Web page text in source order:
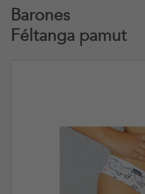
Barones
Féltanga pamut